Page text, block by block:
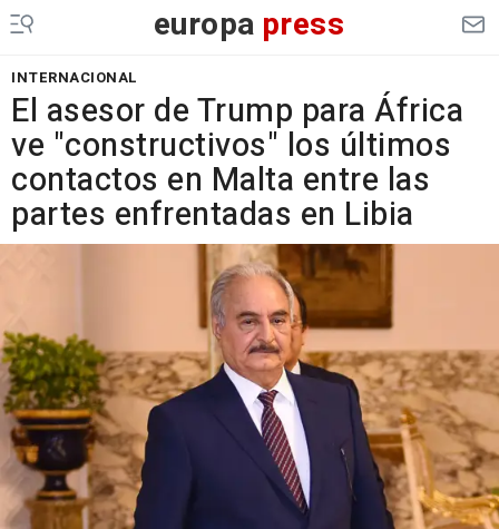
europa press
INTERNACIONAL
El asesor de Trump para África
ve "constructivos" los últimos
contactos en Malta entre las
partes enfrentadas en Libia